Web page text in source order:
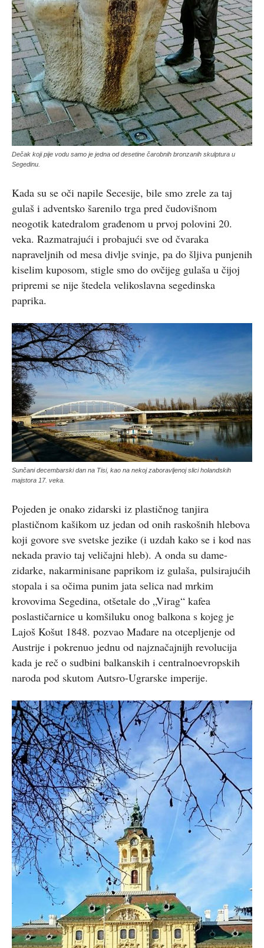
Dečak koji pije vodu samo je jedna od desetine čarobnih bronzanih skulptura u
Segedinu.
Kada su se oči napile Secesije, bile smo zrele za taj
gulaš i adventsko šarenilo trga pred čudovišnom
neogotik katedralom građenom u prvoj polovini 20.
veka. Razmatrajući i probajući sve od čvaraka
napraveljnih od mesa divlje svinje, pa do šljiva punjenih
kiselim kuposom, stigle smo do ovčijeg gulaša u čijoj
pripremi se nije štedela velikoslavna segedinska
paprika.
Sunčani decembarski dan na Tisi, kao na nekoj zaboravljenoj slici holandskih
majstora 17. veka.
Pojeden je onako zidarski iz plastičnog tanjira
plastičnom kašikom uz jedan od onih raskošnih hlebova
koji govore sve svetske jezike (i uzdah kako se i kod nas
nekada pravio taj veličajni hleb). A onda su dame-
zidarke, nakarminisane paprikom iz gulaša, pulsirajućih
stopala i sa očima punim jata selica nad mrkim
krovovima Segedina, otšetale do „Virag“ kafea
poslastičarnice u komšiluku onog balkona s kojeg je
Lajoš Košut 1848. pozvao Mađare na otcepljenje od
Austrije i pokrenuo jednu od najznačajnijh revolucija
kada je reč o sudbini balkanskih i centralnoevropskih
naroda pod skutom Autsro-Ugrarske imperije.